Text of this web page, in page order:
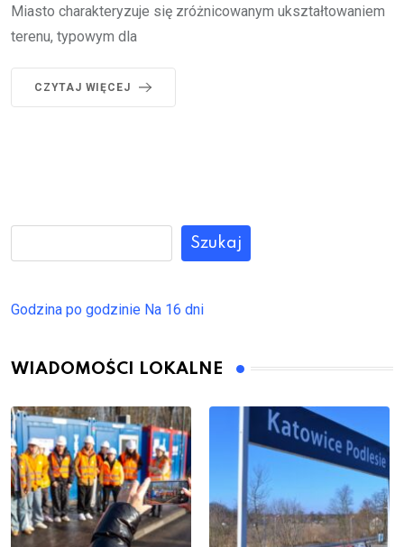
Miasto charakteryzuje się zróżnicowanym ukształtowaniem
terenu, typowym dla
CZYTAJ WIĘCEJ
Szukaj
Godzina po godzinie Na 16 dni
WIADOMOŚCI LOKALNE